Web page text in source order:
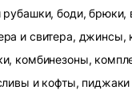
боди, брюки,
и свитера, джинсы,
комбинезоны,
и кофты,